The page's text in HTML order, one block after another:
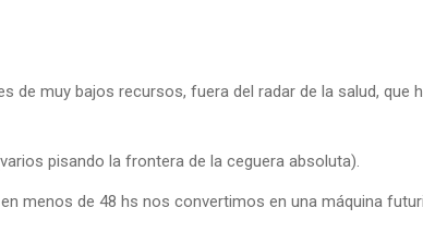
muy bajos recursos, fuera del radar de la salud, que
pisando la frontera de la ceguera absoluta).
menos de 48 hs nos convertimos en una máquina